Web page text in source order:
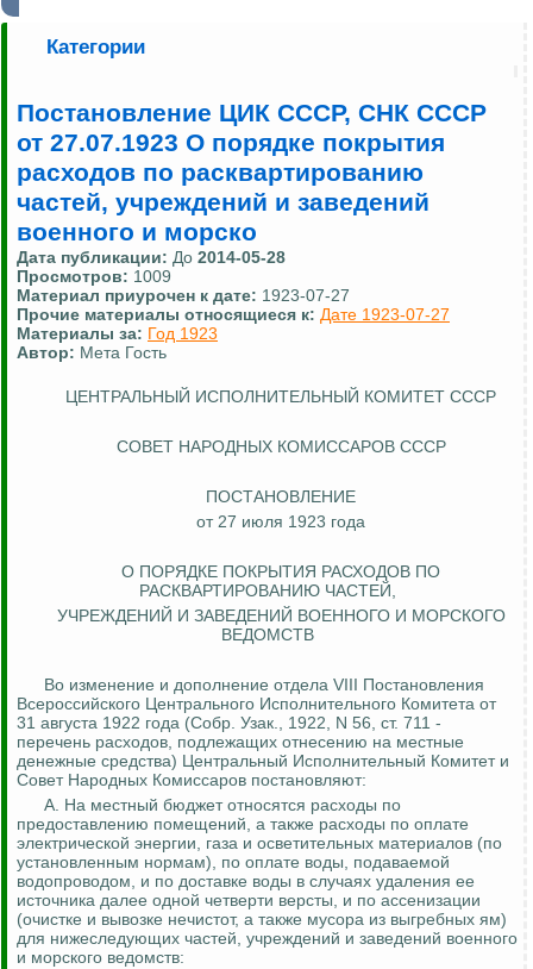
Категории
Постановление ЦИК СССР, СНК СССР
от 27.07.1923 О порядке покрытия
расходов по расквартированию
частей, учреждений и заведений
военного и морско
Дата публикации: До 2014-05-28
Просмотров: 1009
Материал приурочен к дате: 1923-07-27
Прочие материалы относящиеся к: Дате 1923-07-27
Материалы за: Год 1923
Автор: Мета Гость
ЦЕНТРАЛЬНЫЙ ИСПОЛНИТЕЛЬНЫЙ КОМИТЕТ СССР
СОВЕТ НАРОДНЫХ КОМИССАРОВ СССР
ПОСТАНОВЛЕНИЕ
от 27 июля 1923 года
О ПОРЯДКЕ ПОКРЫТИЯ РАСХОДОВ ПО
РАСКВАРТИРОВАНИЮ ЧАСТЕЙ,
УЧРЕЖДЕНИЙ И ЗАВЕДЕНИЙ ВОЕННОГО И МОРСКОГО
ВЕДОМСТВ
Во изменение и дополнение отдела VIII Постановления
Всероссийского Центрального Исполнительного Комитета от
31 августа 1922 года (Собр. Узак., 1922, N 56, ст. 711 -
перечень расходов, подлежащих отнесению на местные
денежные средства) Центральный Исполнительный Комитет и
Совет Народных Комиссаров постановляют:
А. На местный бюджет относятся расходы по
предоставлению помещений, а также расходы по оплате
электрической энергии, газа и осветительных материалов (по
установленным нормам), по оплате воды, подаваемой
водопроводом, и по доставке воды в случаях удаления ее
источника далее одной четверти версты, и по ассенизации
(очистке и вывозке нечистот, а также мусора из выгребных ям)
для нижеследующих частей, учреждений и заведений военного
и морского ведомств: